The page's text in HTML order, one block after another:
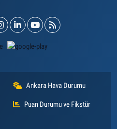
Ankara Hava Durumu
Puan Durumu ve Fikstür